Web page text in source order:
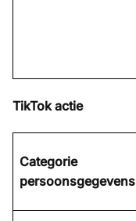
TikTok actie
Categorie
persoonsgegevens